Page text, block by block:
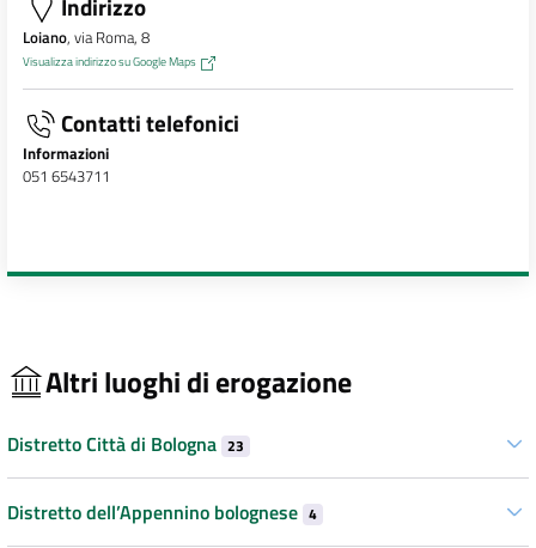
Indirizzo
Loiano, via Roma, 8
Visualizza indirizzo su Google Maps
Contatti telefonici
Informazioni
051 6543711
Altri luoghi di erogazione
Distretto Città di Bologna 23
Distretto dell’Appennino bolognese 4